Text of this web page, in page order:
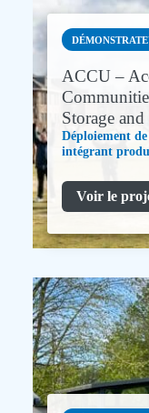
ACCU –
Storage and
Déploiement
intégrant
Voir le